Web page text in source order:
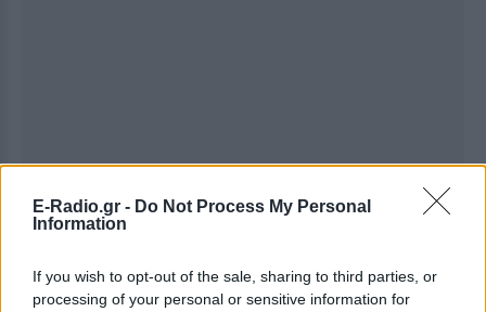
E-Radio.gr - Do Not Process My Personal
Information
If you wish to opt-out of the sale, sharing to third parties, or
processing of your personal or sensitive information for